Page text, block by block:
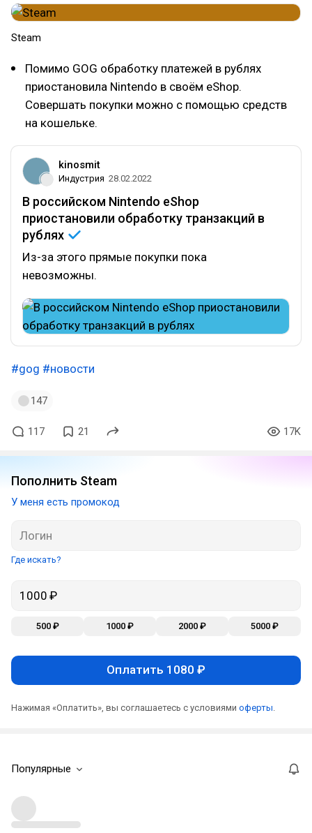
Steam
Помимо GOG обработку платежей в рублях
приостановила Nintendo в своём eShop.
Совершать покупки можно с помощью средств
на кошельке.
kinosmit
Индустрия 28.02.2022
В российском Nintendo eShop
приостановили обработку транзакций в
рублях
Из-за этого прямые покупки пока
невозможны.
#gog #новости
147
117 21 17K
Пополнить Steam
У меня есть промокод
Где искать?
500 ₽ 1000 ₽ 2000 ₽ 5000 ₽
Оплатить 1080 ₽
Нажимая «Оплатить», вы соглашаетесь с условиями оферты
Популярные